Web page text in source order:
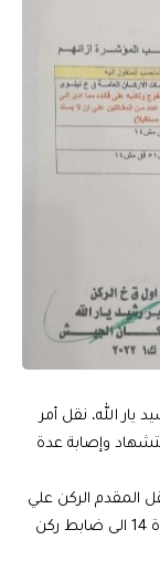
يار الله، نقل أمر
وإصابة عدة
المقدم الركن علي
خميس سعيد امر الفوج الثالث لواء 51 فرقة مشاة 14 الى ضابط ركن